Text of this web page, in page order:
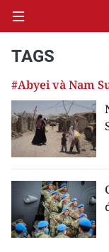
CHÍNH TRỊ
KINH TẾ
XÃ HỘI
PHÁP LUẬT
TAGS
#Abyei và Nam